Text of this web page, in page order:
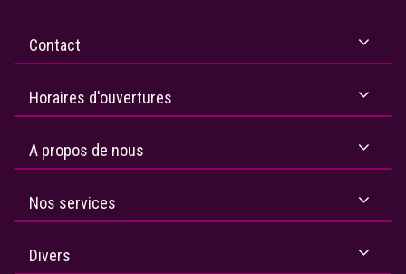
Contact
Horaires d'ouvertures
A propos de nous
Nos services
Divers